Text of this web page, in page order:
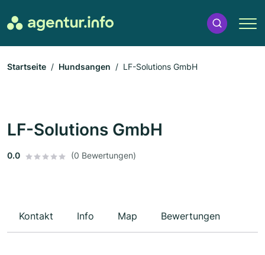
Startseite Hundsangen LF-Solutions GmbH
LF-Solutions GmbH
0.0 (0 Bewertungen)
Kontakt Info Map Bewertungen